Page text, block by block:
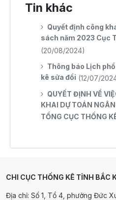
Tin khác
Quyết định công
sách năm 2023 Cục
(20/08/2024)
Thông báo Lịch
kê sửa đổi (12/07/
QUYẾT ĐỊNH VỀ
KHAI DỰ TOÁN
TỔNG CỤC THỐNG
CHI CỤC THỐNG KÊ TỈNH BẮC
Địa chỉ: Số 1, Tổ 4, phường Đức